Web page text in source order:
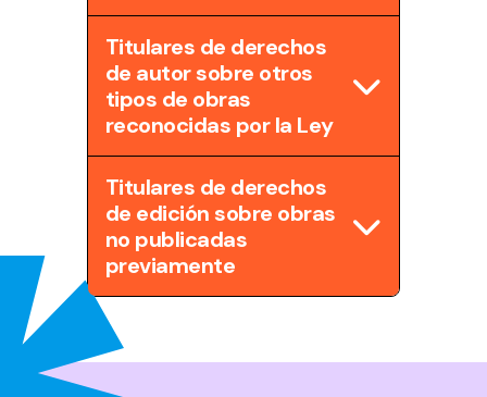
Titulares de derechos
de autor sobre otros
tipos de obras
reconocidas por la Ley
Titulares de derechos
de edición sobre obras
no publicadas
previamente